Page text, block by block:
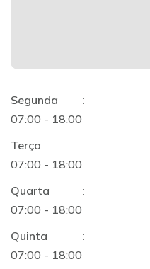
Segunda
:
07:00 - 18:00
Terça
:
07:00 - 18:00
Quarta
:
07:00 - 18:00
Quinta
:
07:00 - 18:00